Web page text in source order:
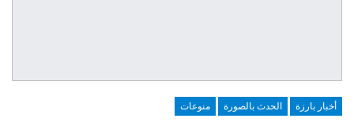
أخبار بارزة الحدث بالصورة منوعات